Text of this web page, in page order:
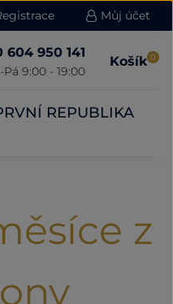
Můj účet
604 950 141
Pá 9:00 - 19:00
Košík 0
REPUBLIKA
z